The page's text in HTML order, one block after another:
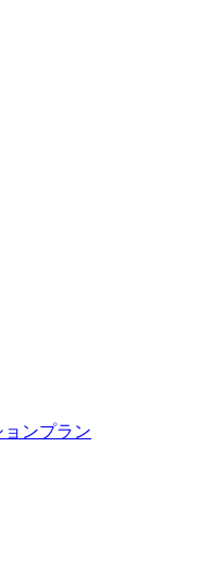
ョンプラン